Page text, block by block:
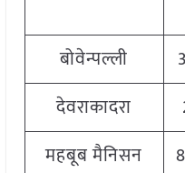
बोवेन्पल्ली
देवराकादरा
महबूब मैनिसन